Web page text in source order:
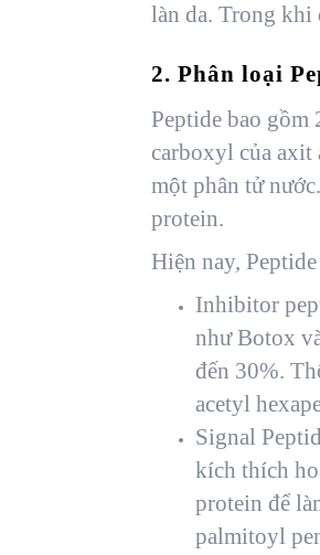
làn da. Trong khi
2. Phân loại
Peptide bao
carboxyl của axit
một phân tử
protein.
Hiện nay,
Inhibitor
như Botox
đến 30%.
acetyl
Signal
kích thích
protein để
palmitoyl